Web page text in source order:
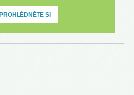
PROHLÉDNĚTE SI